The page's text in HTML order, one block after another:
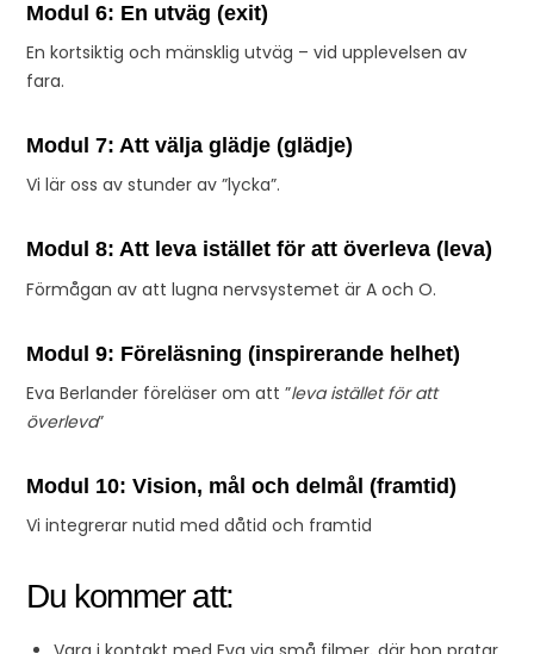
Modul 6: En utväg (exit)
En kortsiktig och mänsklig utväg – vid upplevelsen av
fara.
Modul 7: Att välja glädje (glädje)
Vi lär oss av stunder av ”lycka”.
Modul 8: Att leva istället för att överleva (leva)
Förmågan av att lugna nervsystemet är A och O.
Modul 9: Föreläsning (inspirerande helhet)
Eva Berlander föreläser om att ”leva istället för att
överleva”
Modul 10: Vision, mål och delmål (framtid)
Vi integrerar nutid med dåtid och framtid
Du kommer att: